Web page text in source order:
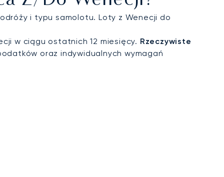
i typu samolotu. Loty z Wenecji do
w ciągu ostatnich 12 miesięcy. Rzeczywiste
oraz indywidualnych wymagań